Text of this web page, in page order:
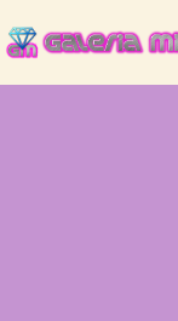
para
o